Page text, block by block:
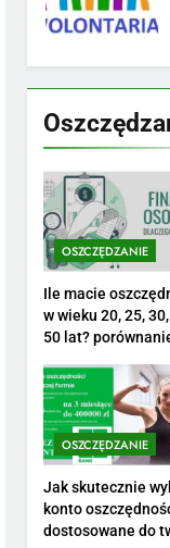
7
8
1
2
OSZCZĘDZANIE
Ile macie
w wieku 20, 25,
50 lat?
OSZCZĘDZANIE
Jak skutecznie
konto
dostosowane do